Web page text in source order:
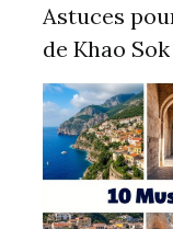
Astuces
de Khao